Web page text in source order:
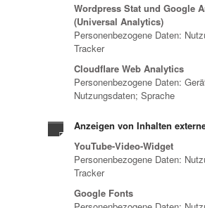
Wordpress Stat und Google
(Universal Analytics)
Personenbezogene Daten:
Tracker
Cloudflare Web Analytics
Personenbezogene Daten:
Nutzungsdaten; Sprache
Anzeigen von Inhalten
YouTube-Video-Widget
Personenbezogene Daten:
Tracker
Google Fonts